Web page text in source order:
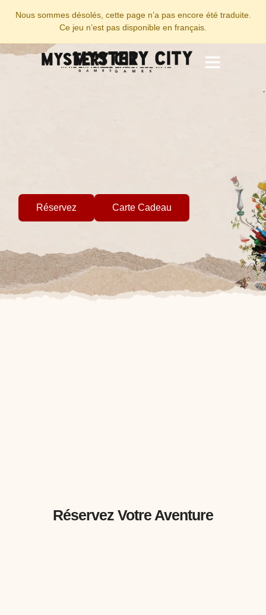
Nous sommes désolés, cette page n’a pas encore été traduite.
Ce jeu n’est pas disponible en français.
Réservez Carte Cadeau
Réservez Votre Aventure